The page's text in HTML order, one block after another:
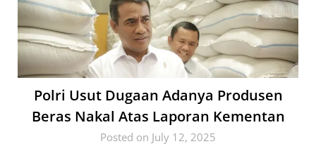
Polri Usut Dugaan Adanya Produsen
Beras Nakal Atas Laporan Kementan
Posted on July 12, 2025